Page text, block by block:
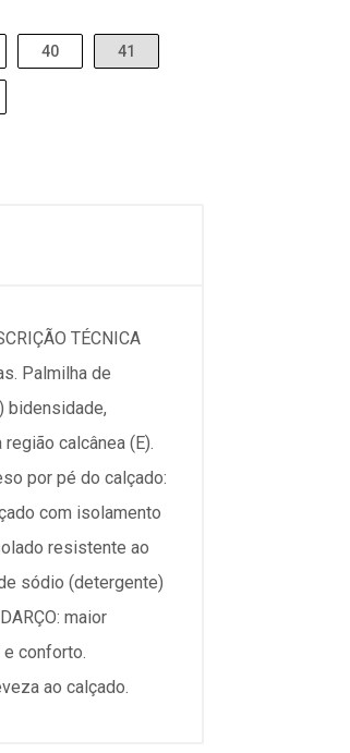
40 41
TÉCNICA
Palmilha de
bidensidade,
calcânea (E).
por pé do calçado:
com isolamento
resistente ao
sódio (detergente)
maior
e conforto.
ao calçado.